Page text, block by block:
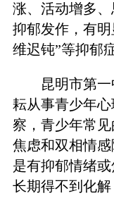
涨、活动增多
抑郁发作，有
维迟钝”等抑郁
昆明市第
耘从事青少年
察，青少年常见
焦虑和双相情
是有抑郁情绪
长期得不到化